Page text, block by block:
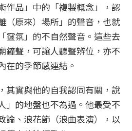
作品」中的「複製概念」，認
（原來）場所」的聲音，也就
靈氛」的不自然聲音。這些去
鐘聲，可讓人聽聲辨位，亦不
在的季節感連結。
其實與他的自我認同有關，說
」的地盤也不為過。他最受不
論、浪花節（浪曲表演），以